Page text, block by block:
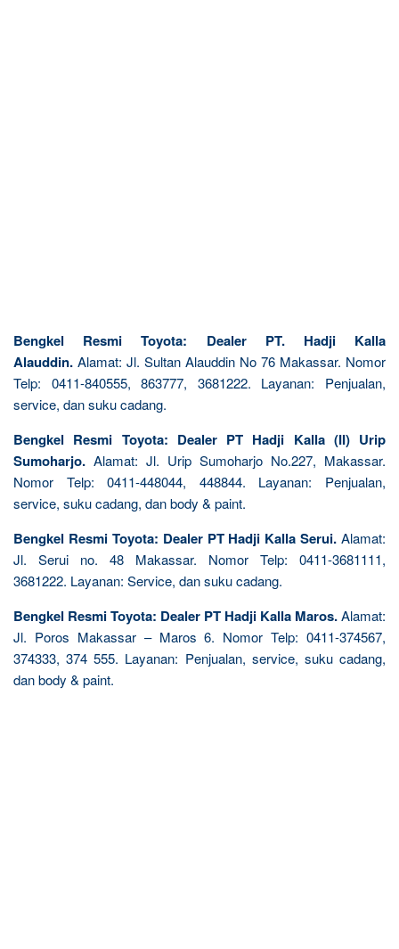
Bengkel Resmi Toyota: Dealer PT. Hadji Kalla
Alauddin. Alamat: Jl. Sultan Alauddin No 76 Makassar. Nomor
Telp: 0411-840555, 863777, 3681222. Layanan: Penjualan,
service, dan suku cadang.
Bengkel Resmi Toyota: Dealer PT Hadji Kalla (II) Urip
Sumoharjo. Alamat: Jl. Urip Sumoharjo No.227, Makassar.
Nomor Telp: 0411-448044, 448844. Layanan: Penjualan,
service, suku cadang, dan body & paint.
Bengkel Resmi Toyota: Dealer PT Hadji Kalla Serui. Alamat:
Jl. Serui no. 48 Makassar. Nomor Telp: 0411-3681111,
3681222. Layanan: Service, dan suku cadang.
Bengkel Resmi Toyota: Dealer PT Hadji Kalla Maros.Alamat:
Jl. Poros Makassar – Maros 6. Nomor Telp: 0411-374567,
374333, 374 555. Layanan: Penjualan, service, suku cadang,
dan body & paint.